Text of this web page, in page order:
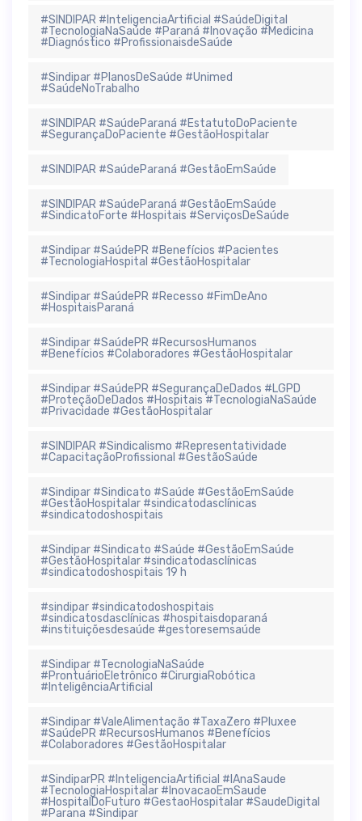
#SINDIPAR #InteligenciaArtificial #SaúdeDigital
#TecnologiaNaSaúde #Paraná #Inovação #Medicina
#Diagnóstico #ProfissionaisdeSaúde
#Sindipar #PlanosDeSaúde #Unimed
#SaúdeNoTrabalho
#SINDIPAR #SaúdeParaná #EstatutoDoPaciente
#SegurançaDoPaciente #GestãoHospitalar
#SINDIPAR #SaúdeParaná #GestãoEmSaúde
#SINDIPAR #SaúdeParaná #GestãoEmSaúde
#SindicatoForte #Hospitais #ServiçosDeSaúde
#Sindipar #SaúdePR #Benefícios #Pacientes
#TecnologiaHospital #GestãoHospitalar
#Sindipar #SaúdePR #Recesso #FimDeAno
#HospitaisParaná
#Sindipar #SaúdePR #RecursosHumanos
#Benefícios #Colaboradores #GestãoHospitalar
#Sindipar #SaúdePR #SegurançaDeDados #LGPD
#ProteçãoDeDados #Hospitais #TecnologiaNaSaúde
#Privacidade #GestãoHospitalar
#SINDIPAR #Sindicalismo #Representatividade
#CapacitaçãoProfissional #GestãoSaúde
#Sindipar #Sindicato #Saúde #GestãoEmSaúde
#GestãoHospitalar #sindicatodasclínicas
#sindicatodoshospitais
#Sindipar #Sindicato #Saúde #GestãoEmSaúde
#GestãoHospitalar #sindicatodasclínicas
#sindicatodoshospitais 19 h
#sindipar #sindicatodoshospitais
#sindicatosdasclínicas #hospitaisdoparaná
#instituiçõesdesaúde #gestoresemsaúde
#Sindipar #TecnologiaNaSaúde
#ProntuárioEletrônico #CirurgiaRobótica
#InteligênciaArtificial
#Sindipar #ValeAlimentação #TaxaZero #Pluxee
#SaúdePR #RecursosHumanos #Benefícios
#Colaboradores #GestãoHospitalar
#SindiparPR #InteligenciaArtificial #IAnaSaude
#TecnologiaHospitalar #InovacaoEmSaude
#HospitalDoFuturo #GestaoHospitalar #SaudeDigital
#Parana #Sindipar